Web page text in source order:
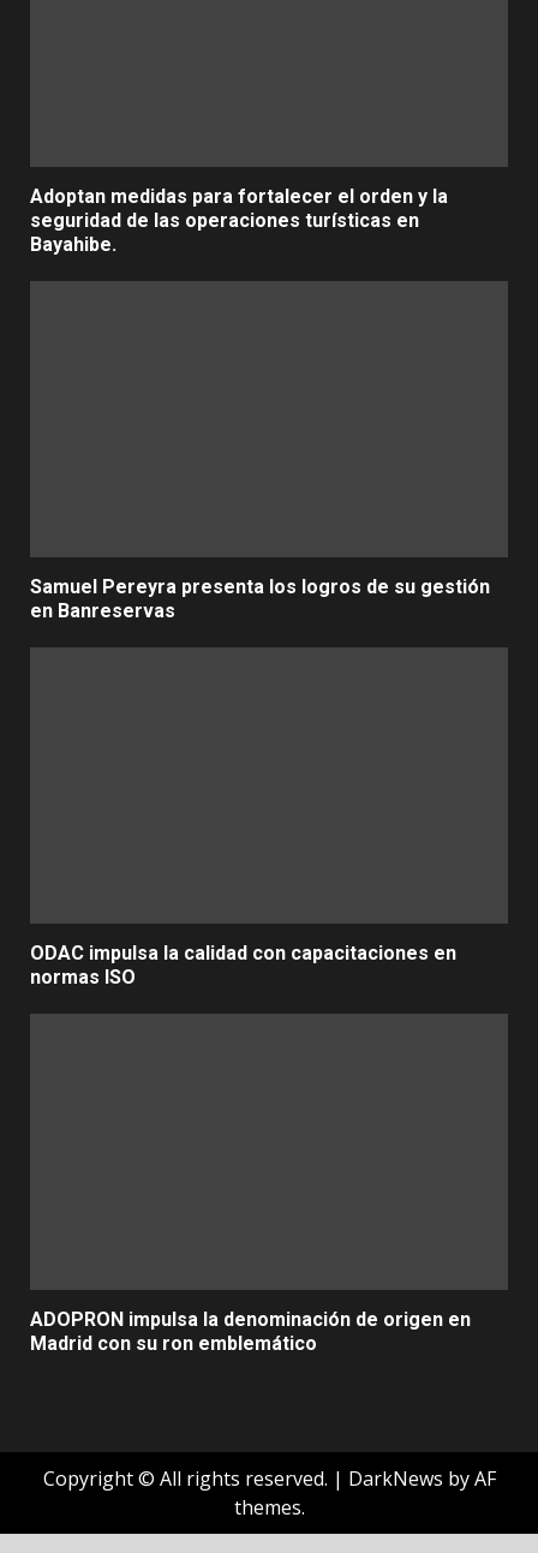
Adoptan medidas para fortalecer el orden y la
seguridad de las operaciones turísticas en
Bayahibe.
Samuel Pereyra presenta los logros de su gestión
en Banreservas
ODAC impulsa la calidad con capacitaciones en
normas ISO
ADOPRON impulsa la denominación de origen en
Madrid con su ron emblemático
Copyright © All rights reserved. | DarkNews by AF
themes.